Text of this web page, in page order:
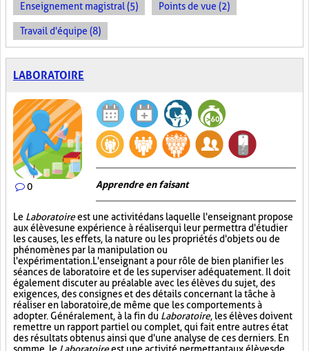
Enseignement magistral (5) Points de vue (2)
Travail d'équipe (8)
LABORATOIRE
0 Apprendre en faisant
Le Laboratoireest une activité dans laquelle l'enseignant propose
aux élèves une expérience à réaliser qui leur permettra d'étudier
les causes, les effets, la nature ou les propriétés d'objets ou de
phénomènes par la manipulation ou
l'expérimentation. L'enseignant a pour rôle de bien planifier les
séances de laboratoire et de les superviser adéquatement. Il doit
également discuter au préalable avec les élèves du sujet, des
exigences, des consignes et des détails concernant la tâche à
réaliser en laboratoire, de même que les comportements à
adopter. Généralement, à la fin du Laboratoire, les élèves doivent
remettre un rapport partiel ou complet, qui fait entre autres état
des résultats obtenus ainsi que d'une analyse de ces derniers. En